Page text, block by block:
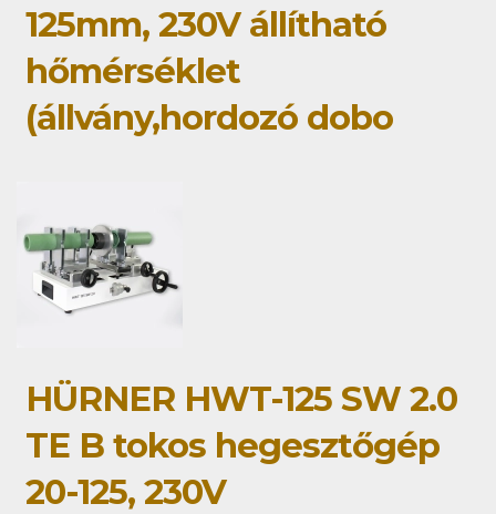
125mm, 230V állítható
hőmérséklet
(állvány,hordozó dobo
HÜRNER HWT-125 SW 2.0
TE B tokos hegesztőgép
20-125, 230V